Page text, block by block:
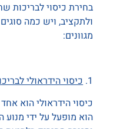
בחירת כיסוי לבריכות
ולתקציב, ויש כמה
מגוונים:
1. כיסוי הידראולי
כיסוי הידראולי הוא
הוא מופעל על ידי